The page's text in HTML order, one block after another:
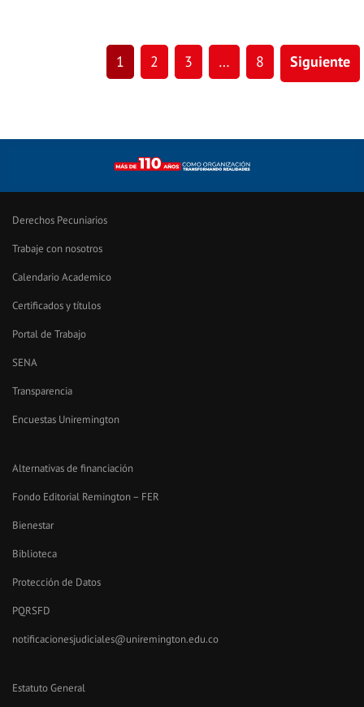
1 2 3 … 8 Siguiente
Derechos Pecuniarios
Trabaje con nosotros
Calendario Academico
Certificados y títulos
Portal de Trabajo
SENA
Transparencia
Encuestas Uniremington
Alternativas de financiación
Fondo Editorial Remington – FER
Bienestar
Biblioteca
Protección de Datos
PQRSFD
notificacionesjudiciales@uniremington.edu.co
Estatuto General